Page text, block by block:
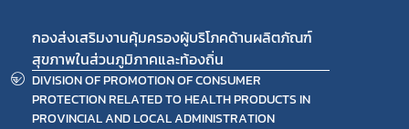
กองส่งเสริมงานคุ้มครองผู้บริโภคด้านผลิตภัณฑ์
สุขภาพในส่วนภูมิภาคและท้องถิ่น
DIVISION OF PROMOTION OF CONSUMER
PROTECTION RELATED TO HEALTH PRODUCTS IN
PROVINCIAL AND LOCAL ADMINISTRATION